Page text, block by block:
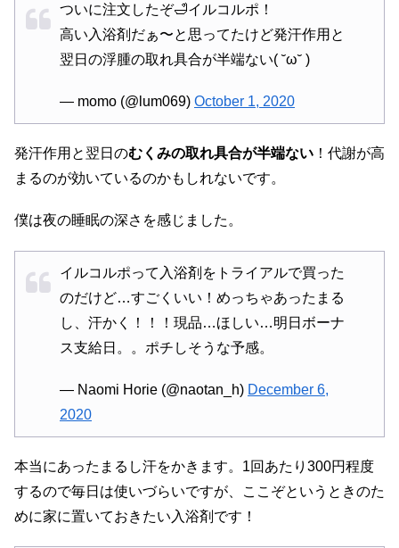
ついに注文したぞ🛁イルコルポ！
高い入浴剤だぁ〜と思ってたけど発汗作用と
翌日の浮腫の取れ具合が半端ない( ˘ω˘ )
— momo (@lum069) October 1, 2020
発汗作用と翌日のむくみの取れ具合が半端ない ！代謝が高
まるのが効いているのかもしれないです。
僕は夜の睡眠の深さを感じました。
イルコルポって入浴剤をトライアルで買った
のだけど…すごくいい！めっちゃあったまる
し、汗かく！！！現品…ほしい…明日ボーナ
ス支給日。。ポチしそうな予感。
— Naomi Horie (@naotan_h) December 6,
2020
本当にあったまるし汗をかきます。1回あたり300円程度
するので毎日は使いづらいですが、ここぞというときのた
めに家に置いておきたい入浴剤です！